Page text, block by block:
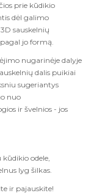
prie kūdikio
dėl ​​galimo
sauskelnių
jo formą.
nugarinėje dalyje
dalis puikiai
sugeriantys
nuo
ir švelnios - jos
kūdikio odele,
lyg šilkas.
ir pajauskite!